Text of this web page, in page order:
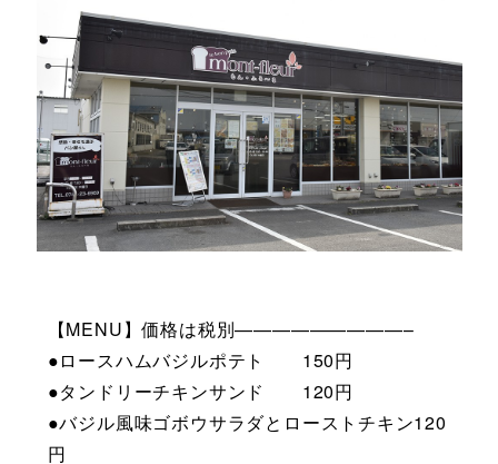
【MENU】価格は税別—————————–
●ロースハムバジルポテト 150円
●タンドリーチキンサンド 120円
●バジル風味ゴボウサラダとローストチキン120
円